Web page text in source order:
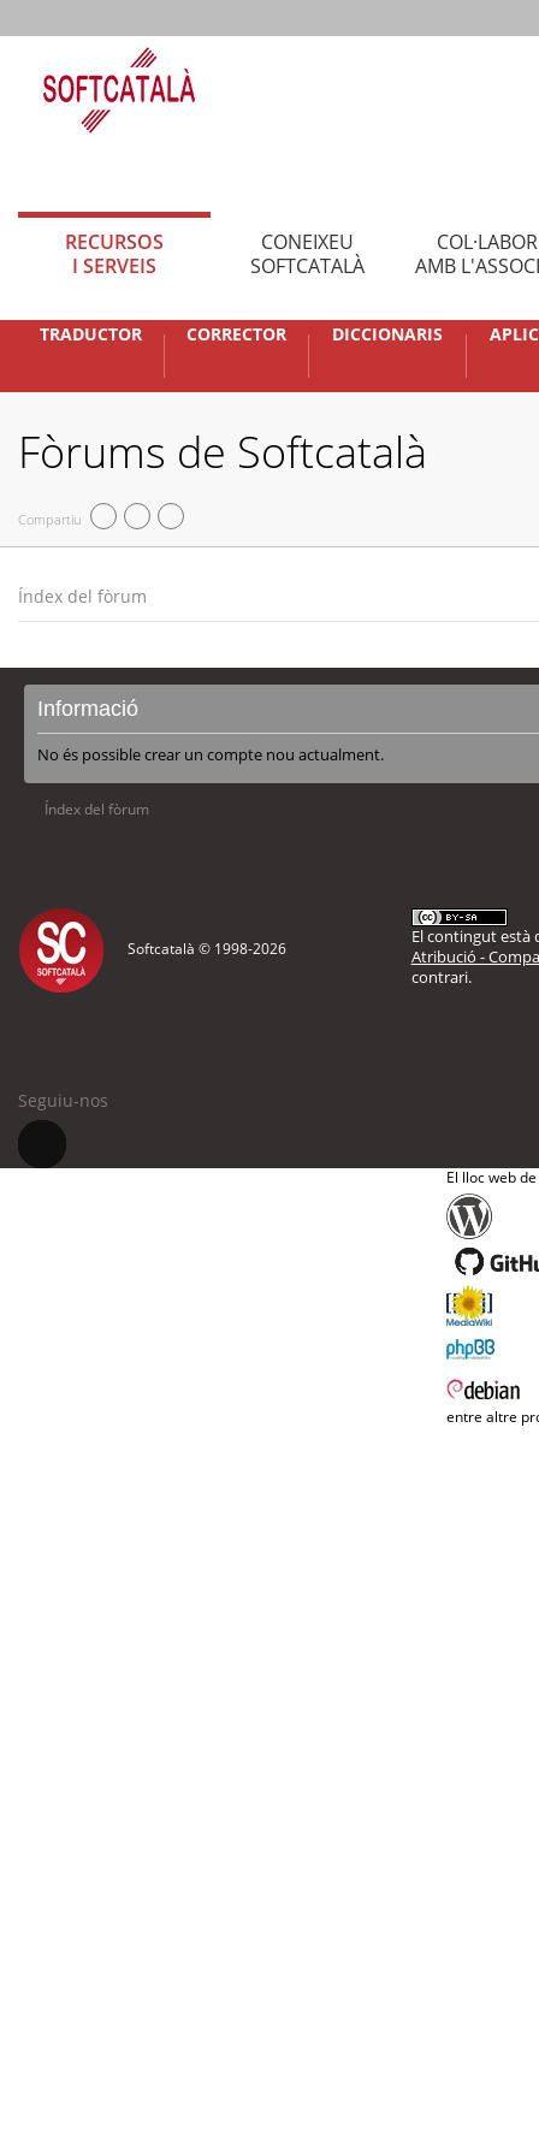
RECURSOS
I SERVEIS
CONEIXEU
SOFTCATALÀ
AMB
TRADUCTOR CORRECTOR DICCIONARIS
Fòrums de Softcatalà
Compartiu
Índex del fòrum
Informació
No és possible crear un compte nou actualment.
Índex del fòrum
Softcatalà © 1998-2026
El contingut està
Atribució -
contrari.
Seguiu-nos
El lloc web
entre altre